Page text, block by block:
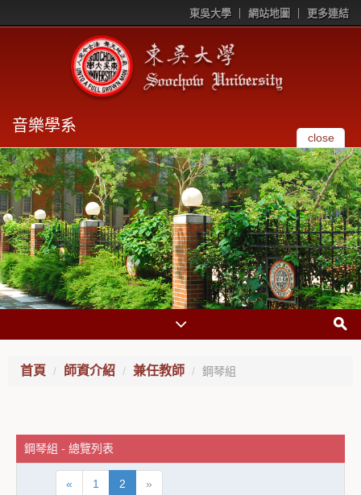
東吳大學 網站地圖 更多連結
音樂學系
close
首頁 師資介紹 兼任教師 鋼琴組
鋼琴組 - 總覽列表
« 1 2 »